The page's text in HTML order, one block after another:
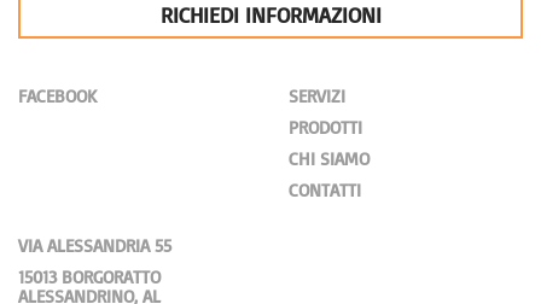
RICHIEDI INFORMAZIONI
FACEBOOK
SERVIZI
PRODOTTI
CHI SIAMO
CONTATTI
VIA ALESSANDRIA 55
15013 BORGORATTO
ALESSANDRINO, AL